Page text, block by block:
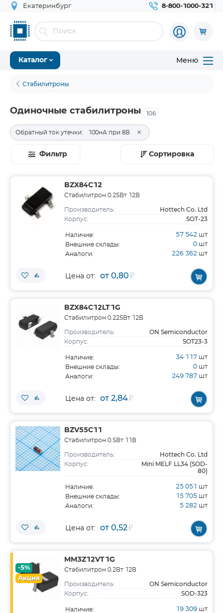
Екатеринбург 8-800-1000-321
Каталог Меню
Стабилитроны
Одиночные стабилитроны 106
Обратный ток утечки: 100нА при 8В ×
Фильтр Сортировка
BZX84C12
Стабилитрон 0.25Вт 12В
Производитель: Hottech Co. Ltd
Корпус: SOT-23
Наличие: 57 542 шт
Внешние склады: 0 шт
Аналоги: 226 362 шт
Цена от: от 0,80₽
BZX84C12LT1G
Стабилитрон 0.225Вт 12В
Производитель: ON Semiconductor
Корпус: SOT23-3
Наличие: 34 117 шт
Внешние склады: 0 шт
Аналоги: 249 787 шт
Цена от: от 2,84₽
BZV55C11
Стабилитрон 0.5Вт 11В
Производитель: Hottech Co. Ltd
Корпус:
Mini MELF LL34 (SOD-
80)
Наличие: 25 051 шт
Внешние склады: 15 705 шт
Аналоги: 5 282 шт
Цена от: от 0,52₽
-5%
Акция
MM3Z12VT1G
Стабилитрон 0.2Вт 12В
Производитель: ON Semiconductor
Корпус: SOD-323
Наличие: 19 309 шт